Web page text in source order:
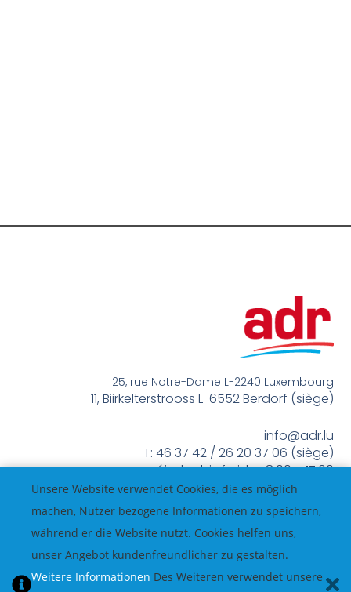
25, rue Notre-Dame L-2240 Luxembourg
11, Biirkelterstrooss L-6552 Berdorf (siège)
info@adr.lu
T: 46 37 42 / 26 20 37 06 (siège)
méindes bis freides 8:00 – 17:00
Unsere Website verwendet Cookies, die es möglich
machen, Nutzer bezogene Informationen zu speichern,
während er die Website nutzt. Cookies helfen uns,
unser Angebot kundenfreundlicher zu gestalten.
Weitere Informationen Des Weiteren verwendet unsere